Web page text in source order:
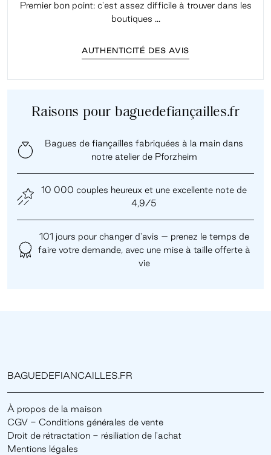
Premier bon point: c'est assez difficile à trouver dans les
boutiques ...
AUTHENTICITÉ DES AVIS
Raisons pour baguedefiançailles.fr
Bagues de fiançailles fabriquées à la main dans
notre atelier de Pforzheim
10 000 couples heureux et une excellente note de
4,9/5
101 jours pour changer d'avis – prenez le temps de
faire votre demande, avec une mise à taille offerte à
vie
BAGUEDEFIANCAILLES.FR
À propos de la maison
CGV - Conditions générales de vente
Droit de rétractation - résiliation de l'achat
Mentions légales